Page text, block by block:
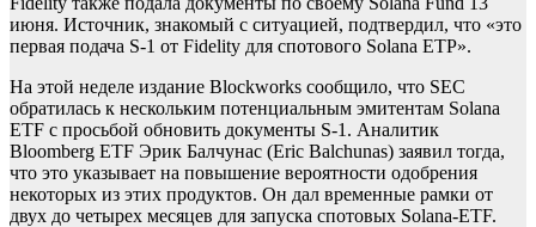
июня. Источник, знакомый с ситуацией, подтвердил, что «это
первая подача S-1 от Fidelity для спотового Solana ETP».
На этой неделе издание Blockworks сообщило, что SEC
обратилась к нескольким потенциальным эмитентам Solana
ETF с просьбой обновить документы S-1. Аналитик
Bloomberg ETF Эрик Балчунас (Eric Balchunas) заявил тогда,
что это указывает на повышение вероятности одобрения
некоторых из этих продуктов. Он дал временные рамки от
двух до четырех месяцев для запуска спотовых Solana-ETF.